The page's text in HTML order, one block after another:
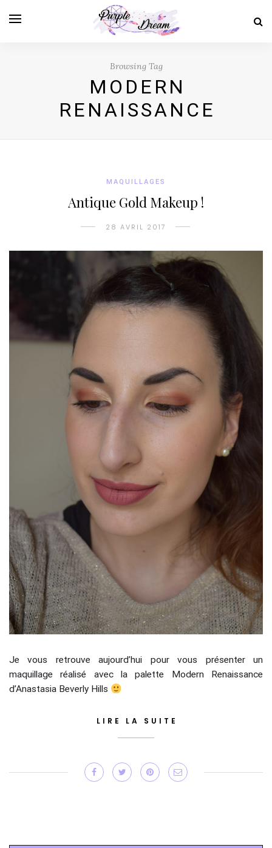
Browsing Tag
MODERN
RENAISSANCE
MAQUILLAGES
Antique Gold Makeup !
28 AVRIL 2017
Je vous retrouve aujourd’hui pour vous présenter un
maquillage réalisé avec la palette Modern Renaissance
d’Anastasia Beverly Hills
LIRE LA SUITE